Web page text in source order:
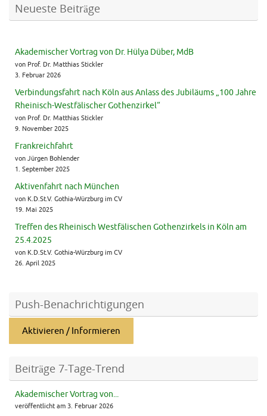
Neueste Beiträge
Akademischer Vortrag von Dr. Hülya Düber, MdB
von Prof. Dr. Matthias Stickler
3. Februar 2026
Verbindungsfahrt nach Köln aus Anlass des Jubiläums „100 Jahre
Rheinisch-Westfälischer Gothenzirkel“
von Prof. Dr. Matthias Stickler
9. November 2025
Frankreichfahrt
von Jürgen Bohlender
1. September 2025
Aktivenfahrt nach München
von K.D.St.V. Gothia-Würzburg im CV
19. Mai 2025
Treffen des Rheinisch Westfälischen Gothenzirkels in Köln am
25.4.2025
von K.D.St.V. Gothia-Würzburg im CV
26. April 2025
Push-Benachrichtigungen
Aktivieren / Informieren
Beiträge 7-Tage-Trend
Akademischer Vortrag von...
veröffentlicht am 3. Februar 2026